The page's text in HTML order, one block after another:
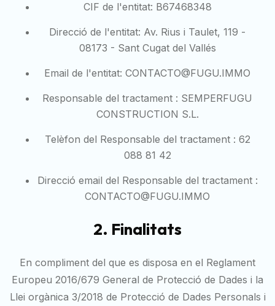
CIF de l'entitat: B67468348
Direcció de l'entitat: Av. Rius i Taulet, 119 -
08173 - Sant Cugat del Vallés
Email de l'entitat: CONTACTO@FUGU.IMMO
Responsable del tractament : SEMPERFUGU
CONSTRUCTION S.L.
Telèfon del Responsable del tractament : 62
088 81 42
Direcció email del Responsable del tractament :
CONTACTO@FUGU.IMMO
2. Finalitats
En compliment del que es disposa en el Reglament
Europeu 2016/679 General de Protecció de Dades i la
Llei orgànica 3/2018 de Protecció de Dades Personals i